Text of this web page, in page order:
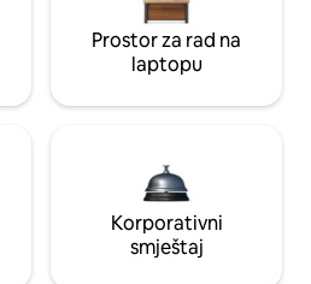
Prostor za rad na
laptopu
Korporativni
smještaj